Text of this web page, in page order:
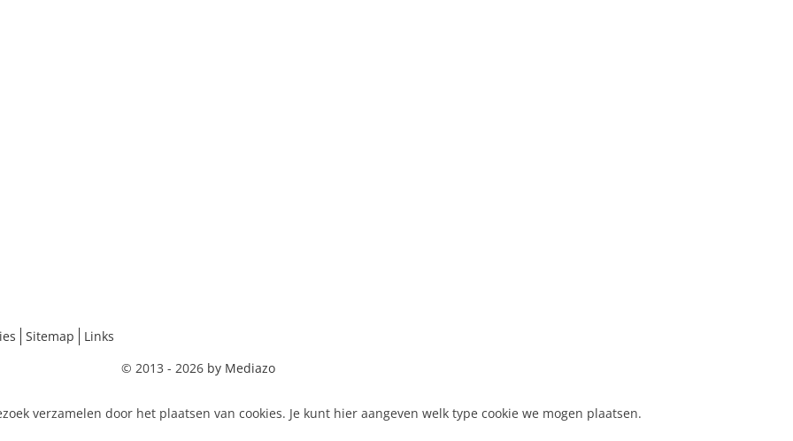
Sitemap
Links
© 2013 - 2026 by Mediazo
verzamelen door het plaatsen van cookies. Je kunt hier aangeven welk type cookie we mogen plaatsen.